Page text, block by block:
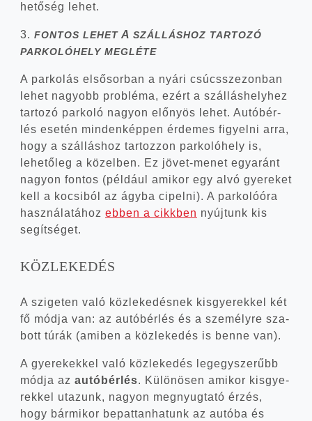
he­tő­ség lehet.
3. FONTOS LEHET A SZÁLLÁSHOZ TARTOZÓ
PARKOLÓHELY MEGLÉTE
A par­ko­lás első­sor­ban a nyá­ri csúcs­sze­zon­ban
lehet nagyobb prob­lé­ma, ezért a szál­lás­hely­hez
tar­to­zó par­ko­ló nagyon elő­nyös lehet. Autó­bér­
lés ese­tén min­den­kép­pen érde­mes figyel­ni arra,
hogy a szál­lás­hoz tar­toz­zon par­ko­ló­hely is,
lehe­tő­leg a közel­ben. Ez jövet-menet egy­aránt
nagyon fon­tos (pél­dá­ul ami­kor egy alvó gye­re­ket
kell a kocsi­ból az ágy­ba cipel­ni). A par­ko­ló­óra
hasz­ná­la­tá­hoz ebben a cikk­ben nyúj­tunk kis
segítséget.
KÖZLEKEDÉS
A szi­ge­ten való köz­le­ke­dés­nek kis­gye­rek­kel két
fő mód­ja van: az autó­bér­lés és a sze­mély­re sza­
bott túrák (ami­ben a köz­le­ke­dés is ben­ne van).
A gye­re­kek­kel való köz­le­ke­dés leg­egy­sze­rűbb
mód­ja az autó­bér­lés. Külö­nö­sen ami­kor kis­gye­
rek­kel uta­zunk, nagyon meg­nyug­ta­tó érzés,
hogy bár­mi­kor bepat­tan­ha­tunk az autó­ba és